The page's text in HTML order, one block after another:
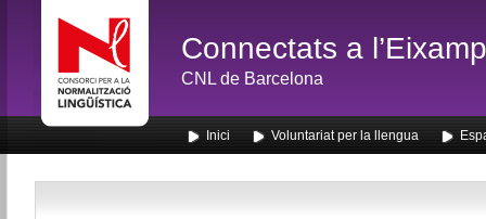
Connectats a
CNL de Barcelona
Inici Voluntariat per la llengua